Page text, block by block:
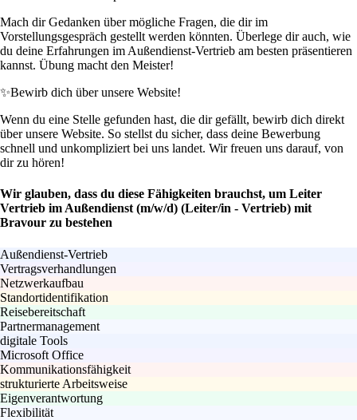
Mach dir Gedanken über mögliche Fragen, die dir im
Vorstellungsgespräch gestellt werden könnten. Überlege dir auch, wie
du deine Erfahrungen im Außendienst-Vertrieb am besten präsentieren
kannst. Übung macht den Meister!
✨Bewirb dich über unsere Website!
Wenn du eine Stelle gefunden hast, die dir gefällt, bewirb dich direkt
über unsere Website. So stellst du sicher, dass deine Bewerbung
schnell und unkompliziert bei uns landet. Wir freuen uns darauf, von
dir zu hören!
Wir glauben, dass du diese Fähigkeiten brauchst, um Leiter
Vertrieb im Außendienst (m/w/d) (Leiter/in - Vertrieb) mit
Bravour zu bestehen
Außendienst-Vertrieb
Vertragsverhandlungen
Netzwerkaufbau
Standortidentifikation
Reisebereitschaft
Partnermanagement
digitale Tools
Microsoft Office
Kommunikationsfähigkeit
strukturierte Arbeitsweise
Eigenverantwortung
Flexibilität